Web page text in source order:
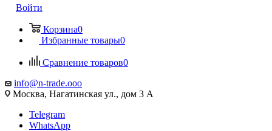
Войти
Корзина0
Избранные товары0
Сравнение товаров0
info@n-trade.ooo
Москва, Нагатинская ул., дом 3 А
Telegram
WhatsApp